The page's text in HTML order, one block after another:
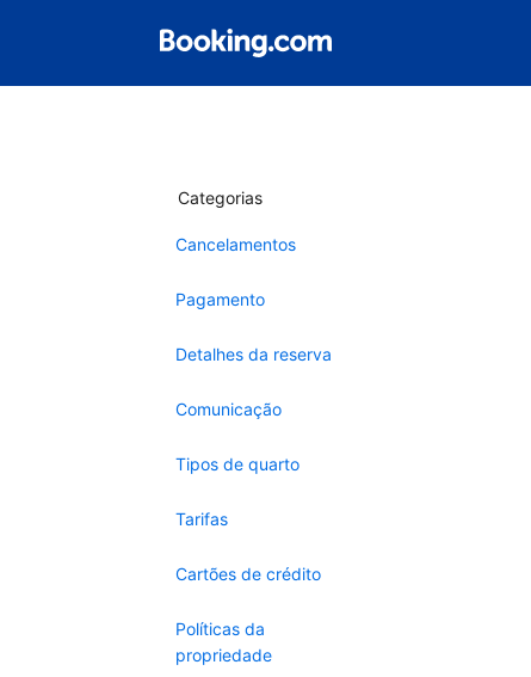
Categorias
Cancelamentos
Pagamento
Detalhes da reserva
Comunicação
Tipos de quarto
Tarifas
Cartões de crédito
Políticas da
propriedade